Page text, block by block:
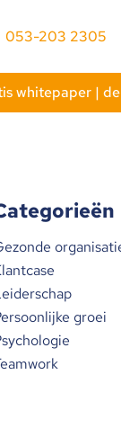
053-203 2305
whitepaper |
groei